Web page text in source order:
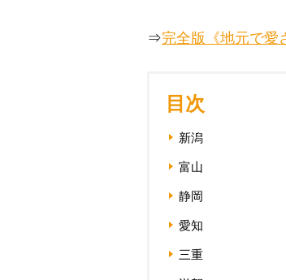
⇒完全版《地元で愛
目次
新潟
富山
静岡
愛知
三重